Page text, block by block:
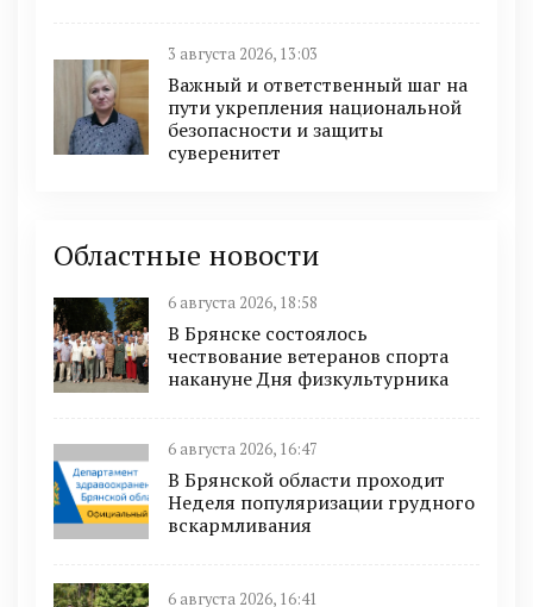
3 августа 2026, 13:03
Важный и ответственный шаг на
пути укрепления национальной
безопасности и защиты
суверенитет
Областные новости
6 августа 2026, 18:58
В Брянске состоялось
чествование ветеранов спорта
накануне Дня физкультурника
6 августа 2026, 16:47
В Брянской области проходит
Неделя популяризации грудного
вскармливания
6 августа 2026, 16:41